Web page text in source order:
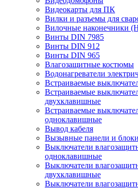
Видеокарты для ПК
Вилки и разъемы для
Вилочные наконечники
Винты DIN 7985
Винты DIN 912
Винты DIN 965
Влагозащитные костюмы
Водонагреватели
Встраиваемые
Встраиваемые
двухклавишные
Встраиваемые
одноклавишные
Вывод кабеля
Вызывные панели и
Выключатели
одноклавишные
Выключатели
двухклавишные
Выключатели